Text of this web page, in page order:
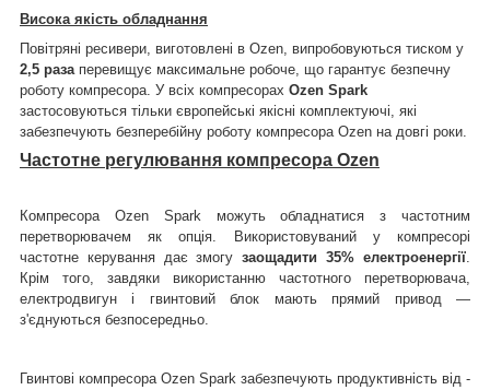
Висока якість обладнання
Повітряні ресивери, виготовлені в Ozen, випробовуються тиском у
2,5 разаперевищує максимальне робоче, що гарантує безпечну
роботу компресора. У всіх компресорах Ozen Spark
застосовуються тільки європейські якісні комплектуючі, які
забезпечують безперебійну роботу компресора Ozen на довгі роки.
Частотне регулювання компресора Ozen
Компресора Ozen Spark можуть обладнатися з частотним
перетворювачем як опція. Використовуваний у компресорі
частотне керування дає змогузаощадити 35% електроенергії.
Крім того, завдяки використанню частотного перетворювача,
електродвигун і гвинтовий блок мають прямий привод —
з'єднуються безпосередньо.
Гвинтові компресора Ozen Spark забезпечують продуктивність від -